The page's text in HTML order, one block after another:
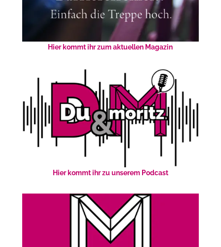
Hier kommt ihr zum aktuellen Magazin
Hier kommt ihr zu unserem Podcast